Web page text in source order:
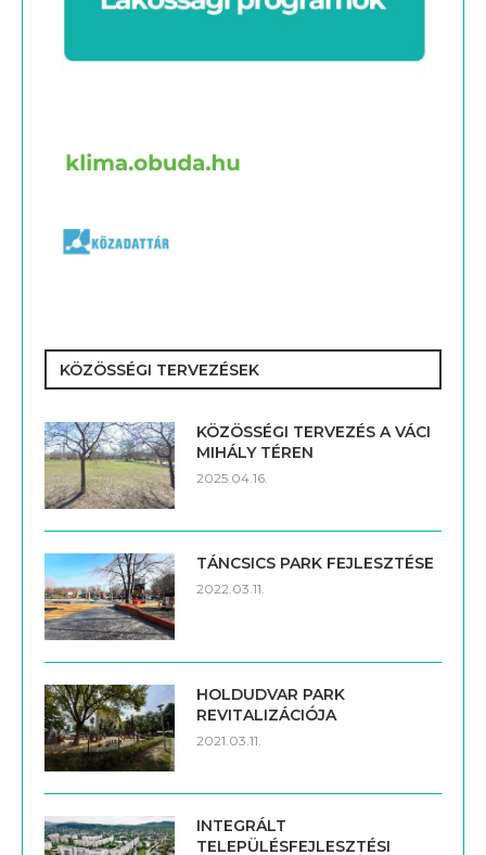
KÖZÖSSÉGI TERVEZÉSEK
KÖZÖSSÉGI TERVEZÉS A VÁCI
MIHÁLY TÉREN
2025.04.16.
TÁNCSICS PARK FEJLESZTÉSE
2022.03.11.
HOLDUDVAR PARK
REVITALIZÁCIÓJA
2021.03.11.
INTEGRÁLT
TELEPÜLÉSFEJLESZTÉSI